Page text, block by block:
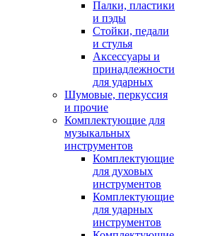
Палки, пластики
и пэды
Стойки, педали
и стулья
Аксессуары и
принадлежности
для ударных
Шумовые, перкуссия
и прочие
Комплектующие для
музыкальных
инструментов
Комплектующие
для духовых
инструментов
Комплектующие
для ударных
инструментов